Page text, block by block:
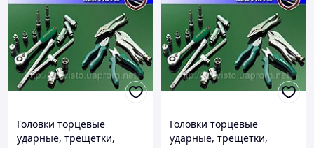
Головки торцевые
ударные, трещетки,
Головки торцевые
ударные, трещетки,